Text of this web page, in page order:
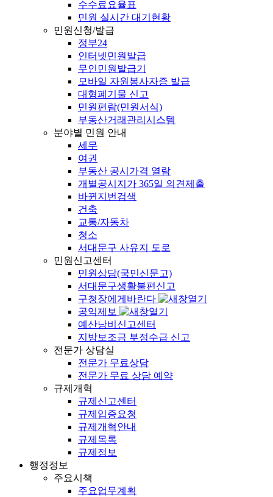
수수료요율표
민원 실시간 대기현황
민원신청/발급
정부24
인터넷민원발급
무인민원발급기
모바일 자원봉사자증 발급
대형폐기물 신고
민원편람(민원서식)
부동산거래관리시스템
분야별 민원 안내
세무
여권
부동산 공시가격 열람
개별공시지가 365일 의견제출
바뀐지번검색
건축
교통/자동차
청소
서대문구 사유지 도로
민원신고센터
민원상담(국민신문고)
서대문구생활불편신고
구청장에게바란다
공익제보
예산낭비신고센터
지방보조금 부정수급 신고
전문가 상담실
전문가 무료상담
전문가 무료 상담 예약
규제개혁
규제신고센터
규제입증요청
규제개혁안내
규제목록
규제정보
행정정보
주요시책
주요업무계획